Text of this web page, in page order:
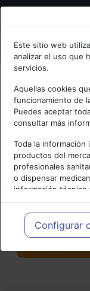
Bienvenid@
Escribe tu Email
Accede o
Este sitio web
analizar el uso que
servicios.
Aquellas cookies
funcionamiento de
Puedes aceptar
consultar más
Toda la información
productos del
profesionales
o dispensar
información técnica
meramente
profesionales
cada caso
necesidades del
Configurar
Actualidad